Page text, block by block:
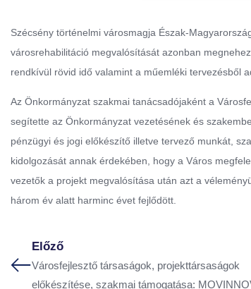
Szécsény történelmi városmagja Észak-
városrehabilitáció megvalósítását azonban
rendkívül rövid idő valamint a műemléki tervezésből
Az Önkormányzat szakmai tanácsadójaként a
segítette az Önkormányzat vezetésének és
pénzügyi és jogi előkészítő illetve tervező munkát,
kidolgozását annak érdekében, hogy a Város
vezetők a projekt megvalósítása után azt a
három év alatt harminc évet fejlődött.
Előző
Városfejlesztő társaságok, projekttársaságok
előkészítése, szakmai támogatása: